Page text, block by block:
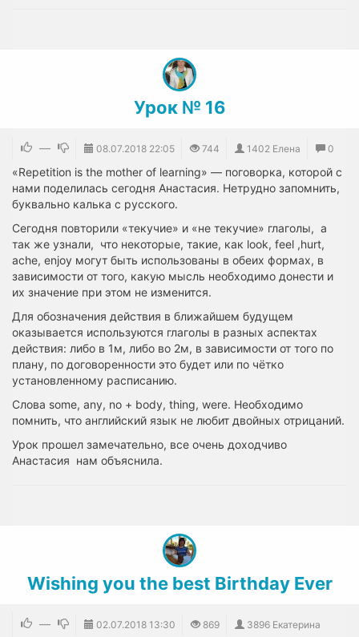
Урок № 16
— 08.07.2018 22:05 744 1402 Елена 0
«Repetition is the mother of learning» — поговорка, которой с
нами поделилась сегодня Анастасия. Нетрудно запомнить,
буквально калька с русского.
Сегодня повторили «текучие» и «не текучие» глаголы, а
так же узнали, что некоторые, такие, как look, feel ,hurt,
ache, enjoy могут быть использованы в обеих формах, в
зависимости от того, какую мысль необходимо донести и
их значение при этом не изменится.
Для обозначения действия в ближайшем будущем
оказывается используются глаголы в разных аспектах
действия: либо в 1м, либо во 2м, в зависимости от того по
плану, по договоренности это будет или по чётко
установленному расписанию.
Слова some, any, no + body, thing, were. Необходимо
помнить, что английский язык не любит двойных отрицаний.
Урок прошел замечательно, все очень доходчиво
Анастасия нам объяснила.
Wishing you the best Birthday Ever
— 02.07.2018 13:30 869
3896 Екатерина